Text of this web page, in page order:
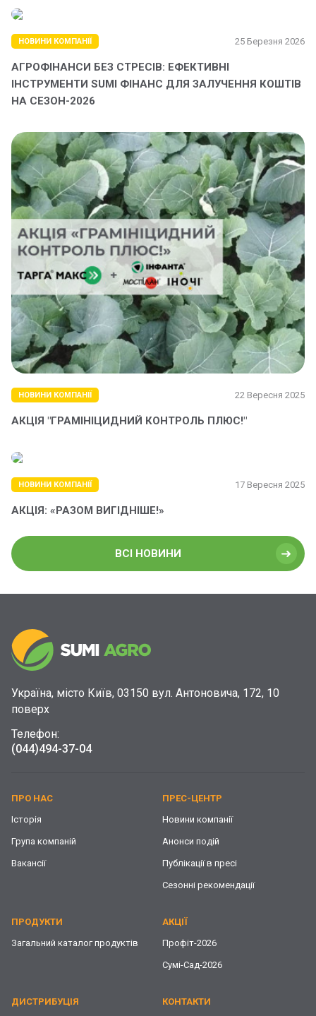
НОВИНИ КОМПАНІЇ 25 Березня 2026
АГРОФІНАНСИ БЕЗ СТРЕСІВ: ЕФЕКТИВНІ
ІНСТРУМЕНТИ SUMI ФІНАНС ДЛЯ ЗАЛУЧЕННЯ КОШТІВ
НА СЕЗОН-2026
НОВИНИ КОМПАНІЇ 22 Вересня 2025
АКЦІЯ "ГРАМІНІЦИДНИЙ КОНТРОЛЬ ПЛЮС!"
НОВИНИ КОМПАНІЇ 17 Вересня 2025
АКЦІЯ: «РАЗОМ ВИГІДНІШЕ!»
ВСІ НОВИНИ
Україна, місто Київ, 03150 вул. Антоновича, 172, 10
поверх
Телефон:
(044)494-37-04
ПРО НАС
Історія
Група компаній
Вакансії
ПРЕС-ЦЕНТР
Новини компанії
Анонси подій
Публікації в пресі
Сезонні рекомендації
ПРОДУКТИ
Загальний каталог продуктів
АКЦІЇ
Профіт-2026
Сумі-Сад-2026
ДИСТРИБУЦІЯ КОНТАКТИ